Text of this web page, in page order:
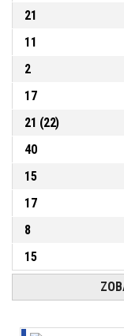
21
11
2
17
21 (22)
40
15
17
8
15